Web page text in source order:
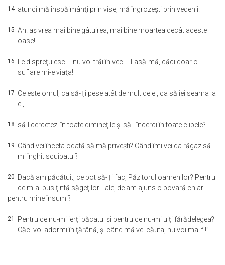
14 atunci mă înspăimânţi prin vise, mă îngrozeşti prin vedenii.
15 Ah! aş vrea mai bine gâtuirea, mai bine moartea decât aceste
oase!
16
Le dispreţuiesc!… nu voi trăi în veci… Lasă-mă, căci doar o
suflare mi-e viaţa!
17 Ce este omul, ca să-Ţi pese atât de mult de el, ca să iei seama la
el,
18 să-l cercetezi în toate dimineţile şi să-l încerci în toate clipele?
19 Când vei înceta odată să mă priveşti? Când îmi vei da răgaz să-
mi înghit scuipatul?
20 Dacă am păcătuit, ce pot să-Ţi fac, Păzitorul oamenilor? Pentru
ce m-ai pus ţintă săgeţilor Tale, de am ajuns o povară chiar
pentru mine însumi?
21 Pentru ce nu-mi ierţi păcatul şi pentru ce nu-mi uiţi fărădelegea?
Căci voi adormi în ţărână, şi când mă vei căuta, nu voi mai fi!”